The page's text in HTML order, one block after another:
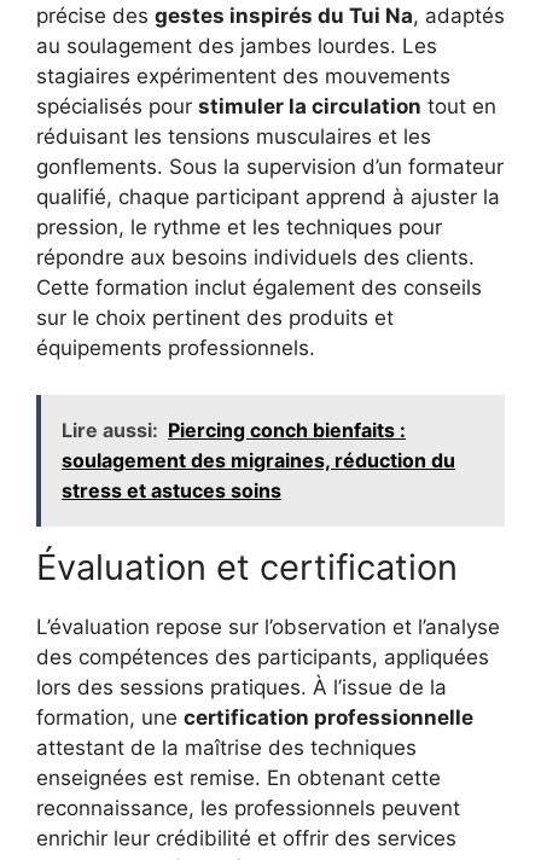
précise des gestes inspirés du Tui Na, adaptés
au soulagement des jambes lourdes. Les
stagiaires expérimentent des mouvements
spécialisés pour stimuler la circulation tout en
réduisant les tensions musculaires et les
gonflements. Sous la supervision d’un formateur
qualifié, chaque participant apprend à ajuster la
pression, le rythme et les techniques pour
répondre aux besoins individuels des clients.
Cette formation inclut également des conseils
sur le choix pertinent des produits et
équipements professionnels.
Lire aussi: Piercing conch bienfaits :
soulagement des migraines, réduction du
stress et astuces soins
Évaluation et certification
L’évaluation repose sur l’observation et l’analyse
des compétences des participants, appliquées
lors des sessions pratiques. À l’issue de la
formation, une certification professionnelle
attestant de la maîtrise des techniques
enseignées est remise. En obtenant cette
reconnaissance, les professionnels peuvent
enrichir leur crédibilité et offrir des services